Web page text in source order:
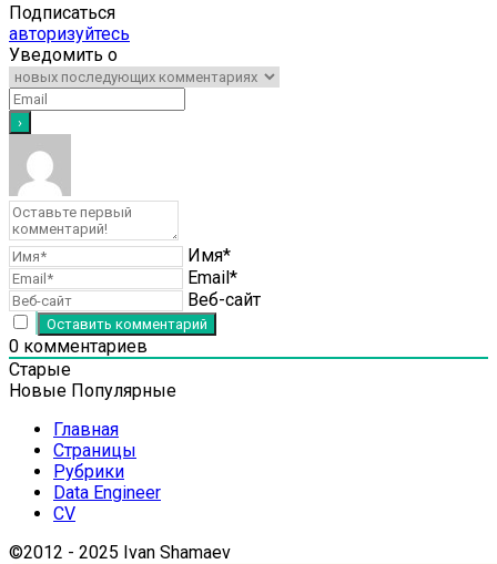
Подписаться
авторизуйтесь
Уведомить о
Имя*
Email*
Веб-сайт
0 комментариев
Старые
Новые Популярные
Главная
Страницы
Рубрики
Data Engineer
CV
©2012 - 2025 Ivan Shamaev